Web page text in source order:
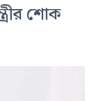
শোক